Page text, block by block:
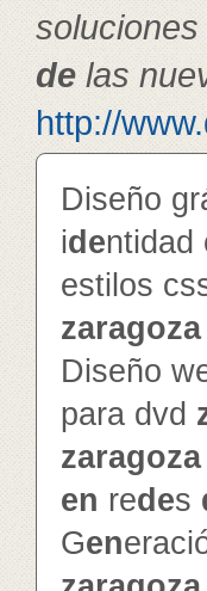
delas
http://
Diseño
identidad
estilos
zaragoza
Diseño
para dvd
zaragoza
en redes
Gen